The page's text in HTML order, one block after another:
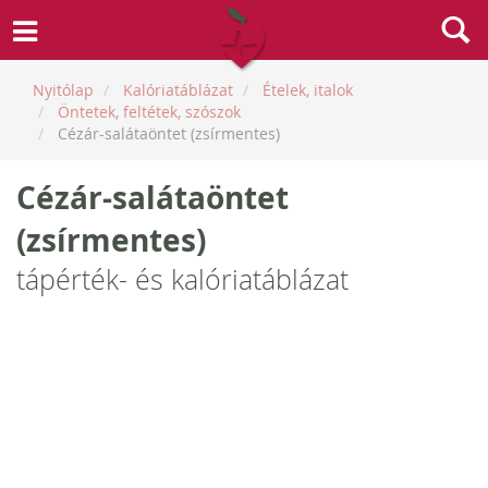
Nyitólap Kalóriatáblázat
Ételek, italok
Öntetek, feltétek, szószok
Cézár-salátaöntet (zsírmentes)
Cézár-salátaöntet
(zsírmentes)
tápérték- és kalóriatáblázat